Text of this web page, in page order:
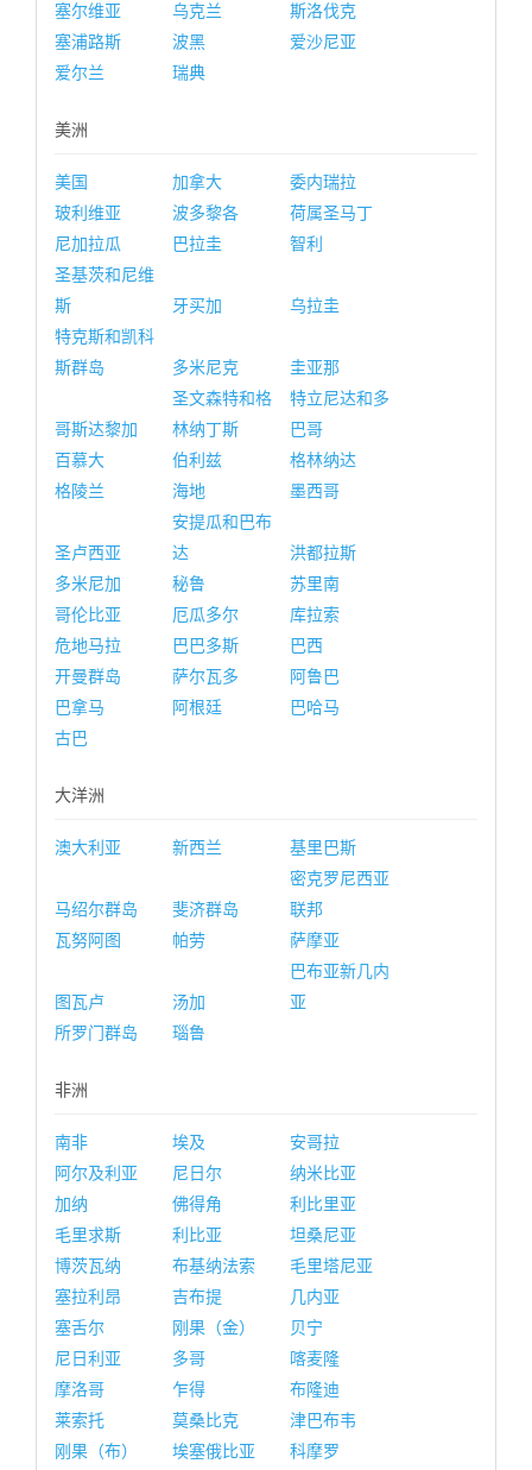
塞尔维亚
乌克兰
斯洛伐克
塞浦路斯
波黑
爱沙尼亚
爱尔兰
瑞典
美洲
美国 加拿大
委内瑞拉
玻利维亚
波多黎各
荷属圣马丁
尼加拉瓜
巴拉圭
智利
圣基茨和尼维
斯
牙买加
乌拉圭
特克斯和凯科
斯群岛
多米尼克 圭亚那
哥斯达黎加
圣文森特和格
林纳丁斯
特立尼达和多
巴哥
百慕大
伯利兹
格林纳达
格陵兰
海地 墨西哥
圣卢西亚
安提瓜和巴布
达
洪都拉斯
多米尼加
秘鲁
苏里南
哥伦比亚
厄瓜多尔
库拉索
危地马拉
巴巴多斯
巴西
开曼群岛
萨尔瓦多
阿鲁巴
巴拿马
阿根廷
巴哈马
古巴
大洋洲
澳大利亚 新西兰 基里巴斯
马绍尔群岛 斐济群岛
密克罗尼西亚
联邦
瓦努阿图
帕劳 萨摩亚
图瓦卢 汤加
巴布亚新几内
亚
所罗门群岛
瑙鲁
非洲
南非 埃及
安哥拉
阿尔及利亚
尼日尔
纳米比亚
加纳
佛得角
利比里亚
毛里求斯
利比亚
坦桑尼亚
博茨瓦纳
布基纳法索
毛里塔尼亚
塞拉利昂
吉布提
几内亚
塞舌尔
刚果（金）
贝宁
尼日利亚
多哥
喀麦隆
摩洛哥
乍得
布隆迪
莱索托
莫桑比克
津巴布韦
刚果（布）
埃塞俄比亚 科摩罗